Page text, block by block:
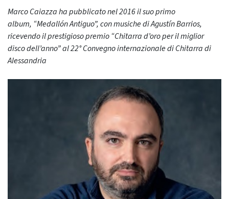
Marco Caiazza ha pubblicato nel 2016 il suo primo
album, “Medallón Antiguo”, con musiche di Agustín Barrios,
ricevendo il prestigioso premio “Chitarra d’oro per il miglior
disco dell’anno” al 22° Convegno internazionale di Chitarra di
Alessandria